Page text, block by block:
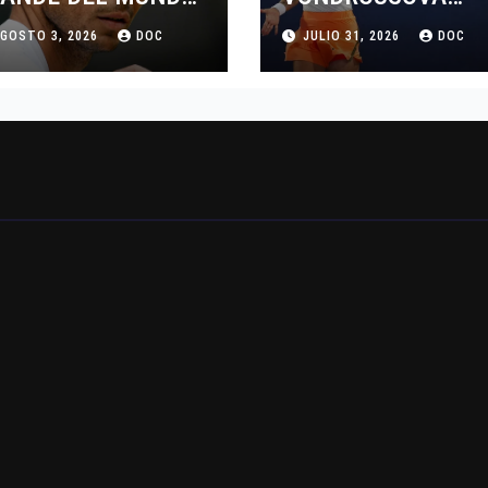
TENIS
3, 2026 DOC
SANCIONADA POR
CUATRO AÑOS
JULIO 31, 2026 DOC